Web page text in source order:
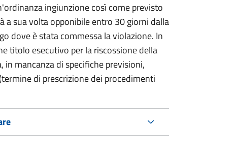
ingiunzione così come previsto
a sua volta opponibile entro 30 giorni dalla
dove è stata commessa la violazione. In
titolo esecutivo per la riscossione della
mancanza di specifiche previsioni,
di prescrizione dei procedimenti